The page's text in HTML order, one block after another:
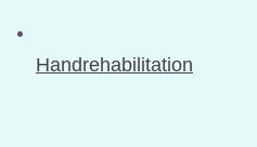
Handrehabilitation